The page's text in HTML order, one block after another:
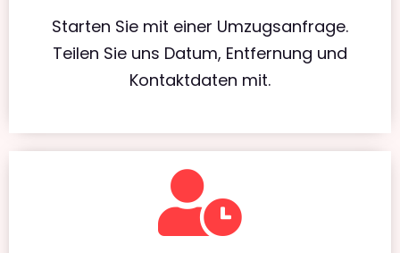
Starten Sie mit einer Umzugsanfrage.
Teilen Sie uns Datum, Entfernung und
Kontaktdaten mit.